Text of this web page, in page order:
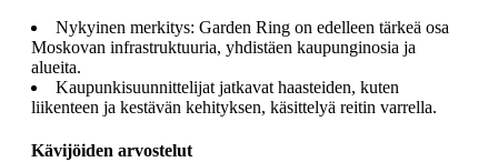
Nykyinen merkitys: Garden Ring on edelleen tärkeä osa
Moskovan infrastruktuuria, yhdistäen kaupunginosia ja
alueita.
Kaupunkisuunnittelijat jatkavat haasteiden, kuten
liikenteen ja kestävän kehityksen, käsittelyä reitin varrella.
Kävijöiden arvostelut